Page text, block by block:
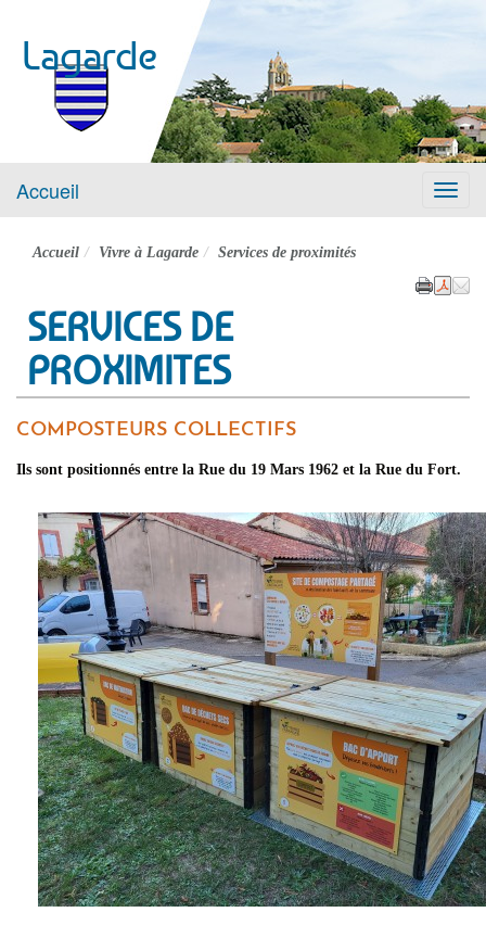
Lagarde
Menu
Accueil
Accueil Vivre à Lagarde Services de proximités
SERVICES DE
PROXIMITES
COMPOSTEURS COLLECTIFS
Ils sont positionnés entre la Rue du 19 Mars 1962 et la Rue du Fort.